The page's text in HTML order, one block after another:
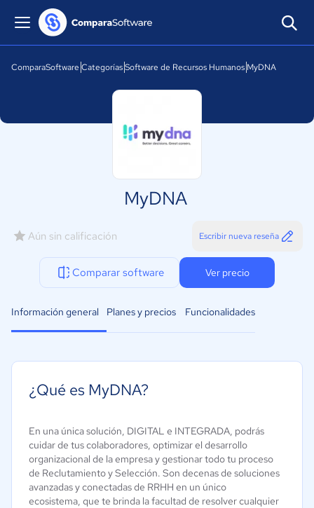
ComparaSoftware CategoríasSoftware de Recursos Humanos MyDNA
MyDNA
Aún sin calificación Escribir nueva reseña
Comparar software Ver precio
Información general Planes y precios Funcionalidades
¿Qué es MyDNA?
En una única solución, DIGITAL e INTEGRADA, podrás
cuidar de tus colaboradores, optimizar el desarrollo
organizacional de la empresa y gestionar todo tu proceso
de Reclutamiento y Selección. Son decenas de soluciones
avanzadas y conectadas de RRHH en un único
ecosistema, que te brinda la facultad de resolver cualquier